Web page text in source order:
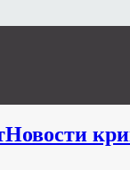
Новости